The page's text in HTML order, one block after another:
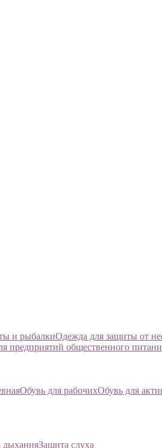
и рыбалкиОдежда для защиты от
предприятий общественного
Обувь для рабочихОбувь для
дыханияЗащита слуха